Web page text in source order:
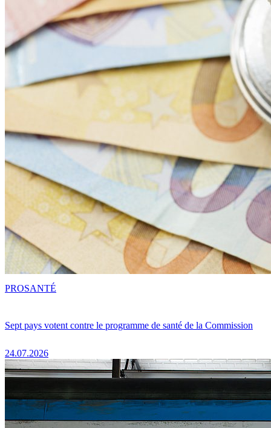
Sept pays votent contre le programme de santé de la Commission
24.07.2026
PROSANTÉ